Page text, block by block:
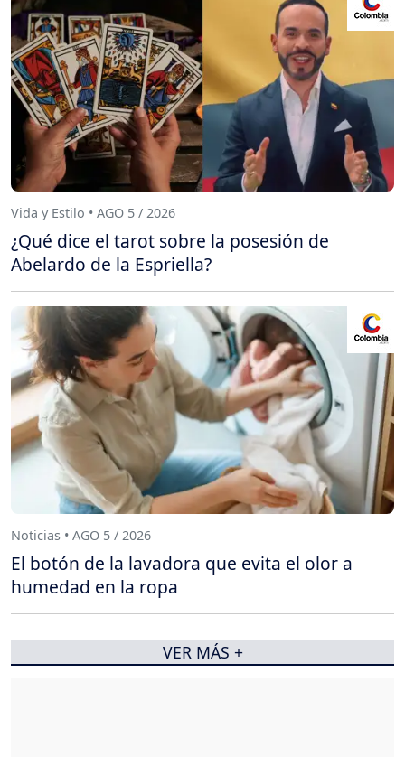
Vida y Estilo • AGO 5 / 2026
¿Qué dice el tarot sobre la posesión de
Abelardo de la Espriella?
Noticias • AGO 5 / 2026
El botón de la lavadora que evita el olor a
humedad en la ropa
VER MÁS +